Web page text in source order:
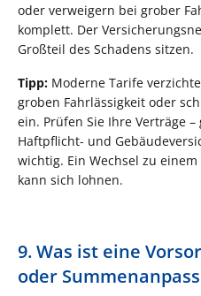
oder verweigern bei grober
komplett. Der
Großteil des Schadens sitzen.
Tipp: Moderne Tarife
groben Fahrlässigkeit oder
ein. Prüfen Sie Ihre Verträge
Haftpflicht- und
wichtig. Ein Wechsel zu
kann sich lohnen.
9. Was ist eine
oder